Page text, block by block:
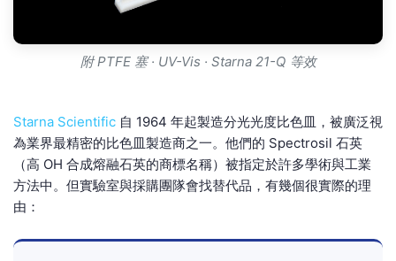
附 PTFE 塞 · UV-Vis · Starna 21-Q 等效
Starna Scientific 自 1964 年起製造分光光度比色皿，被廣泛視
為業界最精密的比色皿製造商之一。他們的 Spectrosil 石英
（高 OH 合成熔融石英的商標名稱）被指定於許多學術與工業
方法中。但實驗室與採購團隊會找替代品，有幾個很實際的理
由：